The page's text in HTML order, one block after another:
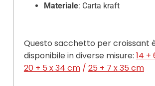
Materiale: Carta kraft
Questo sacchetto per croissant
disponibile in diverse misure: 14 +
20 + 5 x 34 cm/ 25 + 7 x 35 cm